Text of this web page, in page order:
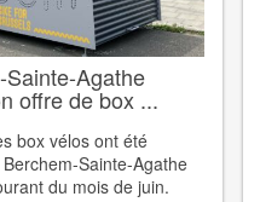
Sainte-Agathe
offre de box ...
box vélos ont été
Sainte-Agathe
du mois de juin.